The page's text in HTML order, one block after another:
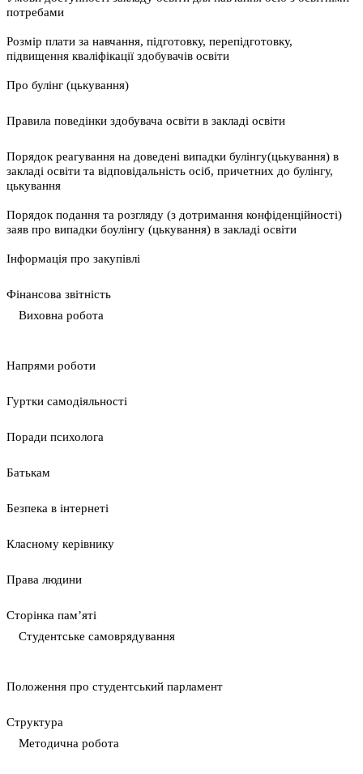
потребами
Розмір плати за навчання, підготовку, перепідготовку,
підвищення кваліфікації здобувачів освіти
Про булінг (цькування)
Правила поведінки здобувача освіти в закладі освіти
Порядок реагування на доведені випадки булінгу(цькування) в
закладі освіти та відповідальність осіб, причетних до булінгу,
цькування
Порядок подання та розгляду (з дотримання конфіденційності)
заяв про випадки боулінгу (цькування) в закладі освіти
Інформація про закупівлі
Фінансова звітність
Виховна робота
Напрями роботи
Гуртки самодіяльності
Поради психолога
Батькам
Безпека в інтернеті
Класному керівнику
Права людини
Сторінка пам’яті
Студентське самоврядування
Положення про студентський парламент
Cтруктура
Методична робота